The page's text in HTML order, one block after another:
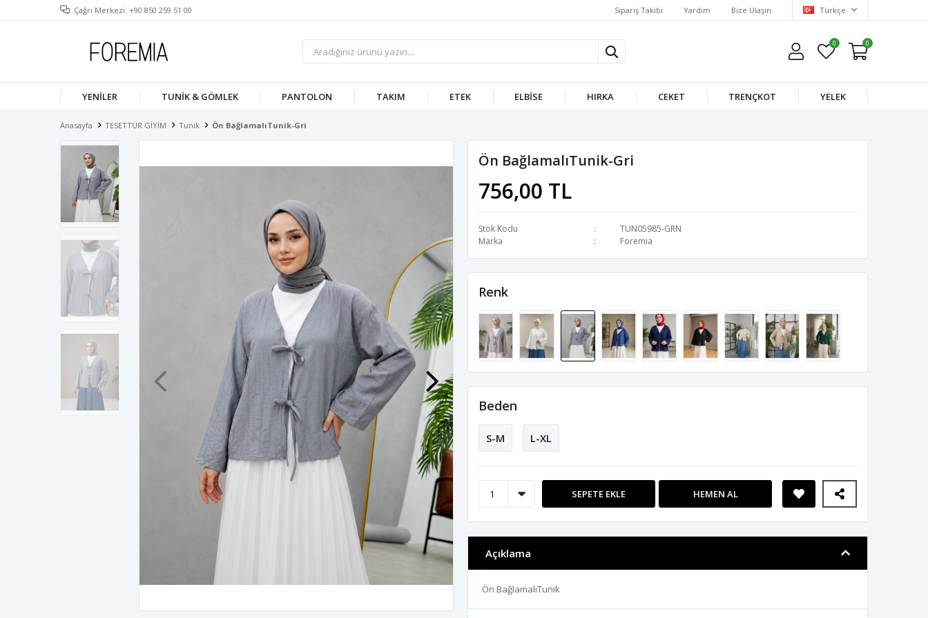
Çağrı Merkezi: +90 850 259 51 00 Sipariş Takibi Yardım Bize Ulaşın Türkçe
0 0
YENILER TUNIK & GÖMLEK PANTOLON TAKIM ETEK ELBISE HIRKA CEKET TRENÇKOT YELEK
Anasayfa TESETTÜR GİYİM Tunik Ön BağlamalıTunik-Gri
Ön BağlamalıTunik-Gri
756,00 TL
Stok Kodu
TUN05985-GRN
Marka
Foremia
Renk
Beden
S-M L-XL
SEPETE EKLE HEMEN AL
Açıklama
Ön BağlamalıTunik